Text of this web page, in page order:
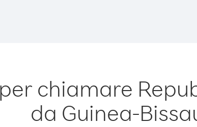
chiamare
da Guinea-